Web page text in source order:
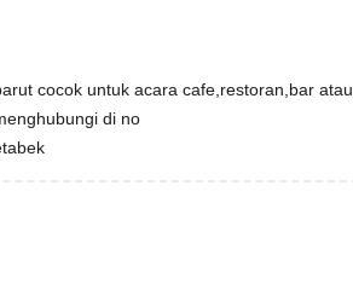
cocok untuk acara cafe,restoran,bar atau
di no